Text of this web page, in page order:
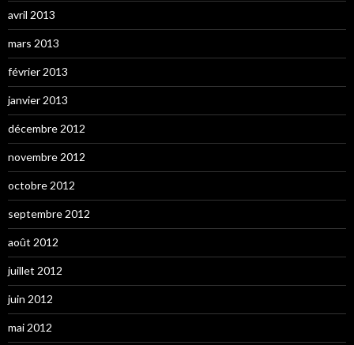
avril 2013
mars 2013
février 2013
janvier 2013
décembre 2012
novembre 2012
octobre 2012
septembre 2012
août 2012
juillet 2012
juin 2012
mai 2012